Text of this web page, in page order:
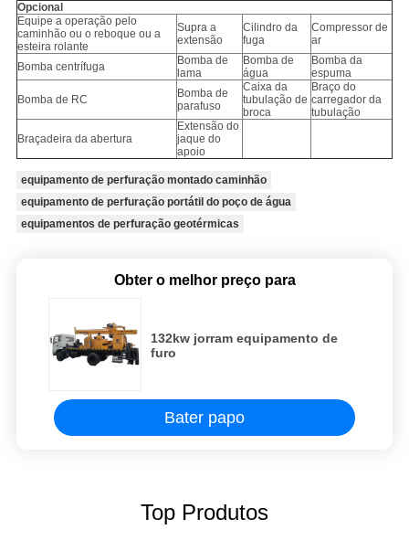
Opcional
Equipe a operação pelo
caminhão ou o reboque ou a
esteira rolante
Supra a
extensão
Cilindro da
fuga
Compressor de
ar
Bomba centrífuga
Bomba de
lama
Bomba de
água
Bomba da
espuma
Bomba de RC
Bomba de
parafuso
Caixa da
tubulação de
broca
Braço do
carregador da
tubulação
Braçadeira da abertura
Extensão do
jaque do
apoio
equipamento de perfuração montado caminhão
equipamento de perfuração portátil do poço de água
equipamentos de perfuração geotérmicas
Obter o melhor preço para
132kw jorram equipamento de
furo
Bater papo
Top Produtos